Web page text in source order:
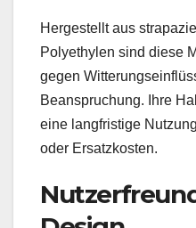
Hergestellt aus
Polyethylen sind diese
gegen
Beanspruchung. Ihre
eine langfristige
oder Ersatzkosten.